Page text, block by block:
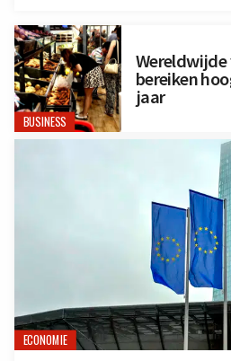
BUSINESS
bereiken
jaar
ECONOMIE